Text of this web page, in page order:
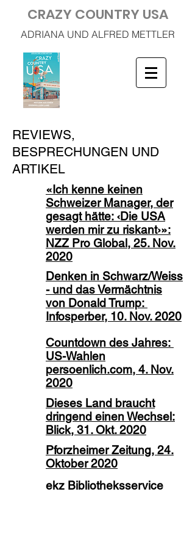
CRAZY COUNTRY USA
ADRIANA UND ALFRED METTLER
REVIEWS,
BESPRECHUNGEN UND
ARTIKEL
«Ich kenne keinen
Schweizer Manager, der
gesagt hätte: ‹Die USA
werden mir zu riskant›»:
NZZ Pro Global, 25. Nov.
2020
Denken in Schwarz/Weiss
- und das Vermächtnis
von Donald Trump:
Infosperber, 10. Nov. 2020
Countdown des Jahres:
US-Wahlen
persoenlich.com, 4. Nov.
2020
Dieses Land braucht
dringend einen Wechsel:
Blick, 31. Okt. 2020
Pforzheimer Zeitung, 24.
Oktober 2020
ekz Bibliotheksservice